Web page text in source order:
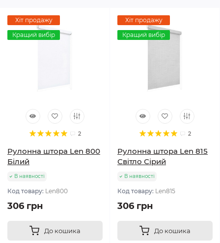
Хіт продажу
Кращий вибір
2
Рулонна штора Len 800
Білий
В наявності
Код товару: Len800
306 грн
До кошика
Хіт продажу
Кращий вибір
2
Рулонна штора Len 815
Світло Сірий
В наявності
Код товару: Len815
306 грн
До кошика